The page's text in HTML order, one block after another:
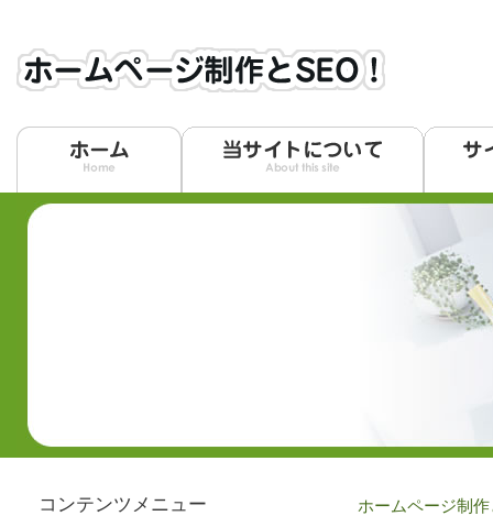
ホームページ制
コンテンツメニュー